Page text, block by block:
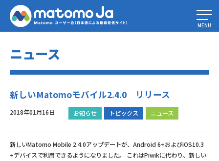
Home» 新しいMatomoモバイル2.4.0 リリース
MENU
ニュース
新しいMatomoモバイル2.4.0 リリース
2018年01月16日 お知らせ トピックス ニュース
新しいMatomo Mobile 2.4.0アップデートが、Android 6+およびiOS10.3
+デバイスで利用できるようになりました。 これはPiwikに代わり、新しい